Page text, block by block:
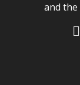
and the